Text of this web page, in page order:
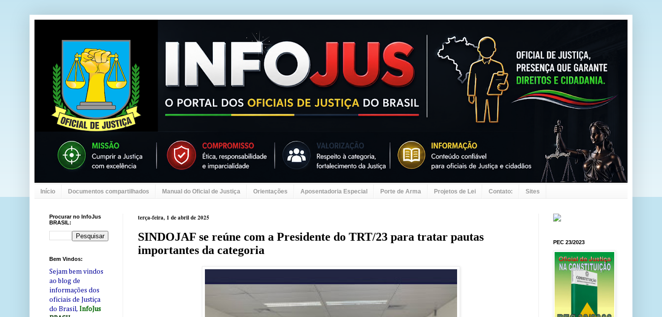
Início Documentos compartilhados Manual do Oficial de Justiça Orientações Aposentadoria Especial Porte de Arma Projetos de Lei Contato: Sites
terça-feira, 1 de abril de 2025
SINDOJAF se reúne com a Presidente do TRT/23 para tratar pautas
importantes da categoria
Procurar no InfoJus
BRASIL:
Bem Vindos:
Sejam bem vindos
ao blog de
informações dos
oficiais de Justiça
do Brasil, InfoJus
PEC 23/2023